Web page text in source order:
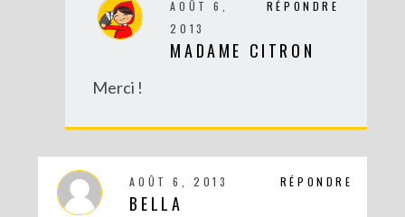
RÉPONDRE
AOÛT 6,
2013
MADAME CITRON
Merci !
RÉPONDRE
AOÛT 6, 2013
BELLA